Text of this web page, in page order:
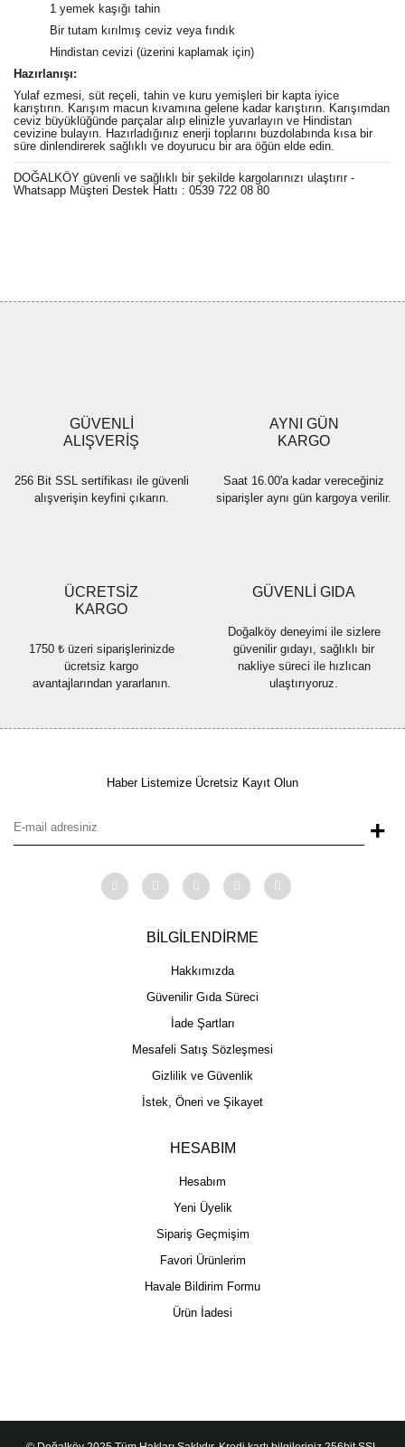
1 yemek kaşığı tahin
Bir tutam kırılmış ceviz veya fındık
Hindistan cevizi (üzerini kaplamak için)
Hazırlanışı:
Yulaf ezmesi, süt reçeli, tahin ve kuru yemişleri bir kapta iyice
karıştırın. Karışım macun kıvamına gelene kadar karıştırın. Karışımdan
ceviz büyüklüğünde parçalar alıp elinizle yuvarlayın ve Hindistan
cevizine bulayın. Hazırladığınız enerji toplarını buzdolabında kısa bir
süre dinlendirerek sağlıklı ve doyurucu bir ara öğün elde edin.
DOĞALKÖY güvenli ve sağlıklı bir şekilde kargolarınızı ulaştırır -
Whatsapp Müşteri Destek Hattı : 0539 722 08 80
GÜVENLİ
ALIŞVERİŞ
256 Bit SSL sertifikası ile güvenli
alışverişin keyfini çıkarın.
AYNI GÜN
KARGO
Saat 16.00'a kadar vereceğiniz
siparişler aynı gün kargoya verilir.
ÜCRETSİZ
KARGO
1750 ₺ üzeri siparişlerinizde
ücretsiz kargo
avantajlarından yararlanın.
GÜVENLİ GIDA
Doğalköy deneyimi ile sizlere
güvenilir gıdayı, sağlıklı bir
nakliye süreci ile hızlıcan
ulaştırıyoruz.
Haber Listemize Ücretsiz Kayıt Olun
+
BİLGİLENDİRME
Hakkımızda
Güvenilir Gıda Süreci
İade Şartları
Mesafeli Satış Sözleşmesi
Gizlilik ve Güvenlik
İstek, Öneri ve Şikayet
HESABIM
Hesabım
Yeni Üyelik
Sipariş Geçmişim
Favori Ürünlerim
Havale Bildirim Formu
Ürün İadesi